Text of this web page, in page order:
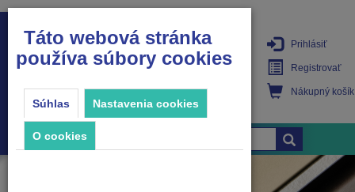
PRODUKTY
Prihlásiť
Registrovať
Nákupný košík
Táto webová stránka
používa súbory cookies
Súhlas Nastavenia cookies
O cookies